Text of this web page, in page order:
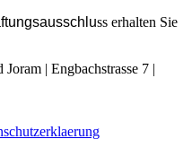
ss erhalten Sie
| Engbachstrasse 7 |